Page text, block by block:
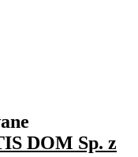
DOM Sp. z